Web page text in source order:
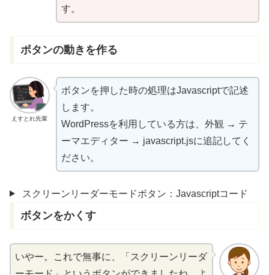
す。
ボタンの動きを作る
えすとれ先輩
ボタンを押 した時の処理はJavascriptで記述
します。
WordPressを利用 している方は、 外観 → テ
ーマエディター → javascript.jsに追記してく
ださい。
スクリーンリーダーモードボタン：Javascriptコード
ボタンをかくす
いやー。これで無事に、「スクリーンリーダ